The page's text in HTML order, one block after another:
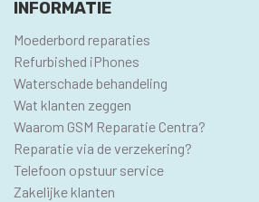
INFORMATIE
Moederbord reparaties
Refurbished iPhones
Waterschade behandeling
Wat klanten zeggen
Waarom GSM Reparatie Centra?
Reparatie via de verzekering?
Telefoon opstuur service
Zakelijke klanten